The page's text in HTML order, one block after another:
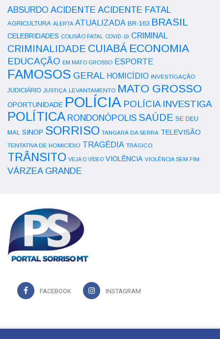
ABSURDO ACIDENTE ACIDENTE FATAL
AGRICULTURA ALERTA ATUALIZADA BR-163 BRASIL
CELEBRIDADES COLISÃO FATAL COVID-19 CRIMINAL
CRIMINALIDADE CUIABÁ ECONOMIA
EDUCAÇÃO EM MATO GROSSO ESPORTE
FAMOSOS GERAL HOMICÍDIO INVESTIGAÇÃO
JUDICIÁRIO JUSTIÇA LEVANTAMENTO MATO GROSSO
OPORTUNIDADE POLÍCIA POLÍCIA INVESTIGA
POLÍTICA RONDONÓPOLIS SAÚDE SE DEU
MAL SINOP SORRISO TANGARÁ DA SERRA TELEVISÃO
TENTATIVA DE HOMICÍDIO TRAGÉDIA TRÁGICO
TRÂNSITO VEJA O VÍDEO VIOLÊNCIA VIOLÊNCIA SEM FIM
VÁRZEA GRANDE
FACEBOOK INSTAGRAM